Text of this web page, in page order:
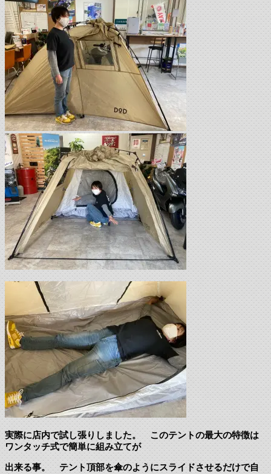
実際に店内で試し張りしました。 このテントの最大の特徴は
ワンタッチ式で簡単に組み立てが
出来る事。 テント頂部を傘のようにスライドさせるだけで自